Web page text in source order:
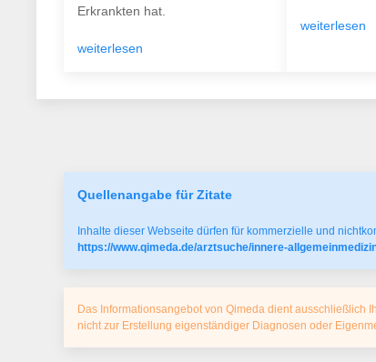
Erkrankten hat.
weiterlesen
weiterlesen
Quellenangabe für Zitate
Inhalte dieser Webseite dürfen für kommerzielle und
https://www.qimeda.de/arztsuche/innere-
Das Informationsangebot von Qimeda dient ausschließlich
nicht zur Erstellung eigenständiger Diagnosen oder